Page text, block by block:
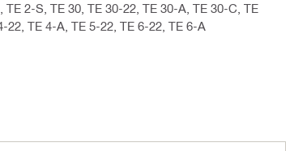
2-S, TE 30, TE 30-22, TE 30-A, TE 30-C, TE
TE 4-A, TE 5-22, TE 6-22, TE 6-A